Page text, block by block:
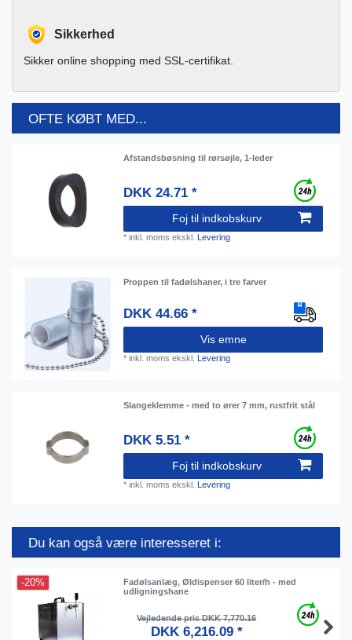
Sikkerhed
Sikker online shopping med SSL-certifikat.
OFTE KØBT MED...
Afstandsbøsning til rørsøjle, 1-leder
DKK 24.71 *
Foj til indkobskurv
*inkl. moms ekskl. Levering
Proppen til fadølshaner, i tre farver
DKK 44.66 *
Vis emne
*inkl. moms ekskl. Levering
Slangeklemme - med to ører 7 mm, rustfrit stål
DKK 5.51 *
Foj til indkobskurv
*inkl. moms ekskl. Levering
Du kan også være interesseret i:
-20%
Fadølsanlæg, Øldispenser 60 liter/h - med
udligningshane
Vejledende pris DKK 7,770.16
DKK 6,216.09 *